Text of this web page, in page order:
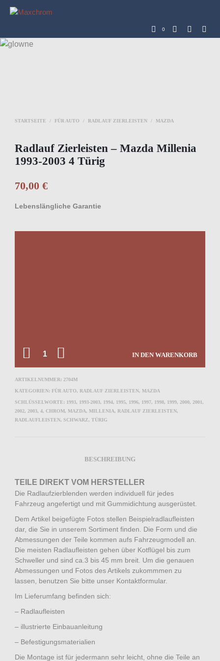
0
STARTSEITE / FÜR AUTO / RADLAUF ZIERLEISTEN / MAZDA
Radlauf Zierleisten – Mazda Millenia
1993-2003 4 Türig
70,00 €
Lebenslängliche Garantie
ANZAHL IN DEN WARENKORB
ARTIKELNUMMER: 2704M
KATEGORIEN: FÜR AUTO, RADLAUF ZIERLEISTEN, MAZDA
SCHLÜSSELWORTE: 1993, 1993-2003, 1994, 1995, 1996, 1997, 1998, 1999, 2000, 2001,
2002, 2003, 4, CHROM, MAZDA, MILLENIA, RADLAUF ZIERLEISTEN,
RADLAUFLEISTEN, SCHWARZ, TÜRIG
BESCHREIBUNG
TEILE DIREKT VOM HERSTELLER
Die Radlaufzierblenden werden individuell für jedes
Fahrzeug angefertigt und mit Gummidichtung ausgerüstet.
Dem Artikel beigefügte Fotos stellen Beispielradlaufleisten
dar, die Sie in unserem Sortiment finden. Die Form und die
Abmessungen der Teile kommen aufs Fahrzeugmodell an.
Die meisten Radlaufleisten gehen über Kotflügel bis zum
Schweller und sind ca.3 bis 45 mm breit. Um die genauen
Abmessungen und Fotos des Artikels zukommmen zu
lassen, benutzen Sie bitte unser Kontaktformular.
Im Lieferumfang befinden sich:
– Radlaufleisten
– illustrierte Einbauanleitung
– Befestigungsmaterialien
Die Montage ist für jedermann sehr leicht, ohne die Teile an